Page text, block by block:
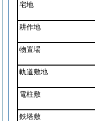
宅地
耕作地
物置場
軌道敷地
電柱敷
鉄塔敷